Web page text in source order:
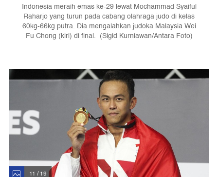
Indonesia meraih emas ke-29 lewat Mochammad Syaiful
Raharjo yang turun pada cabang olahraga judo di kelas
60kg-66kg putra. Dia mengalahkan judoka Malaysia Wei
Fu Chong (kiri) di final. (Sigid Kurniawan/Antara Foto)
11 / 19